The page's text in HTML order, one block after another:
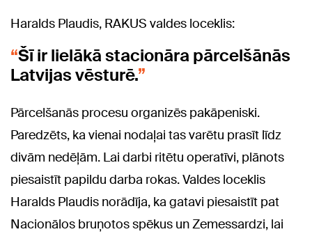
Haralds Plaudis, RAKUS valdes loceklis:
Šī ir lielākā stacionāra pārcelšānās
Latvijas vēsturē.
Pārcelšanās procesu organizēs pakāpeniski.
Paredzēts, ka vienai nodaļai tas varētu prasīt līdz
divām nedēļām. Lai darbi ritētu operatīvi, plānots
piesaistīt papildu darba rokas. Valdes loceklis
Haralds Plaudis norādīja, ka gatavi piesaistīt pat
Nacionālos bruņotos spēkus un Zemessardzi, lai